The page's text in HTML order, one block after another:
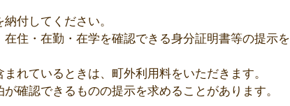
付してください。
住・在勤・在学を確認できる身分証明書等の提示を
れているときは、町外利用料をいただきます。
確認できるものの提示を求めることがあります。